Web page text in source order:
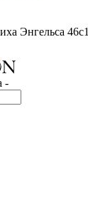
Энгельса 46с1
-